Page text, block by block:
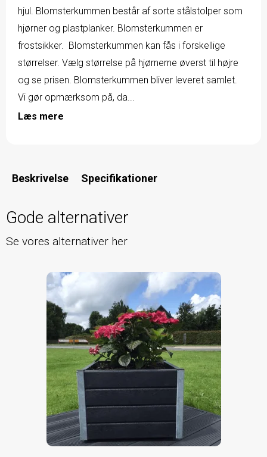
hjul. Blomsterkummen består af sorte stålstolper som
hjørner og plastplanker. Blomsterkummen er
frostsikker. Blomsterkummen kan fås i forskellige
størrelser. Vælg størrelse på hjørnerne øverst til højre
og se prisen. Blomsterkummen bliver leveret samlet.
Vi gør opmærksom på, da...
Læs mere
Beskrivelse Specifikationer
Gode alternativer
Se vores alternativer her